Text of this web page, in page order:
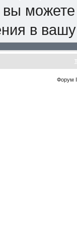
можете
в
Форум